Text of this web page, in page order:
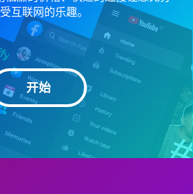
互联网的乐趣。
开始